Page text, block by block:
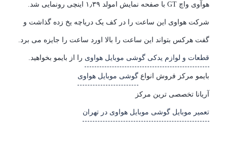
هوآوی واچ GT با صفحه نمایش امولد ۱٫۳۹ اینچی رونمایی شد.
شرکت هواوی این ساعت را در کف یک دریاچه یخ زده گذاشت و
گفت هرکس بتواند این ساعت را بالا اورد ساعت را جایزه می برد.
قطعات و لوازم یدکی گوشی موبایل هواوی را از بایمو بخواهید.
بایمو مرکز فروش انواع گوشی موبایل هواوی
آریانا تخصصی ترین مرکز
تعمیر موبایل گوشی موبایل هواوی در تهران